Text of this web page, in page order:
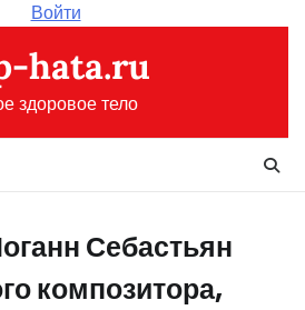
Войти
hata.ru
здоровое тело
Себастьян
композитора,